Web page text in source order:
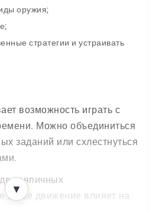
оружия;
стратегии и устраивать
возможность играть с
Можно объединиться
заданий или схлестнуться
тряпичных
ваше движение влияет на
▼